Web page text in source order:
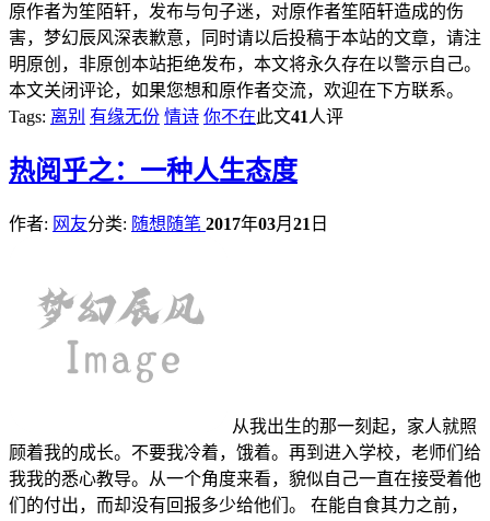
原作者为笙陌轩，发布与句子迷，对原作者笙陌轩造成的伤
害，梦幻辰风深表歉意，同时请以后投稿于本站的文章，请注
明原创，非原创本站拒绝发布，本文将永久存在以警示自己。
本文关闭评论，如果您想和原作者交流，欢迎在下方联系。
Tags: 离别 有缘无份 情诗 你不在此文41 人评
热阅乎之：一种人生态度
作者: 网友分类: 随想随笔 2017年03月 21 日
从我出生的那一刻起，家人就照
顾着我的成长。不要我冷着，饿着。再到进入学校，老师们给
我我的悉心教导。从一个角度来看，貌似自己一直在接受着他
们的付出，而却没有回报多少给他们。 在能自食其力之前，